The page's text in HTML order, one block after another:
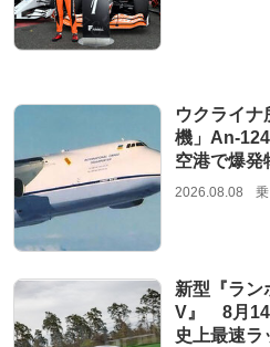
ウクライナ
機」An-
空港で爆発
2026.08.08
新型『ラン
V』 8月14
史上最速ラ